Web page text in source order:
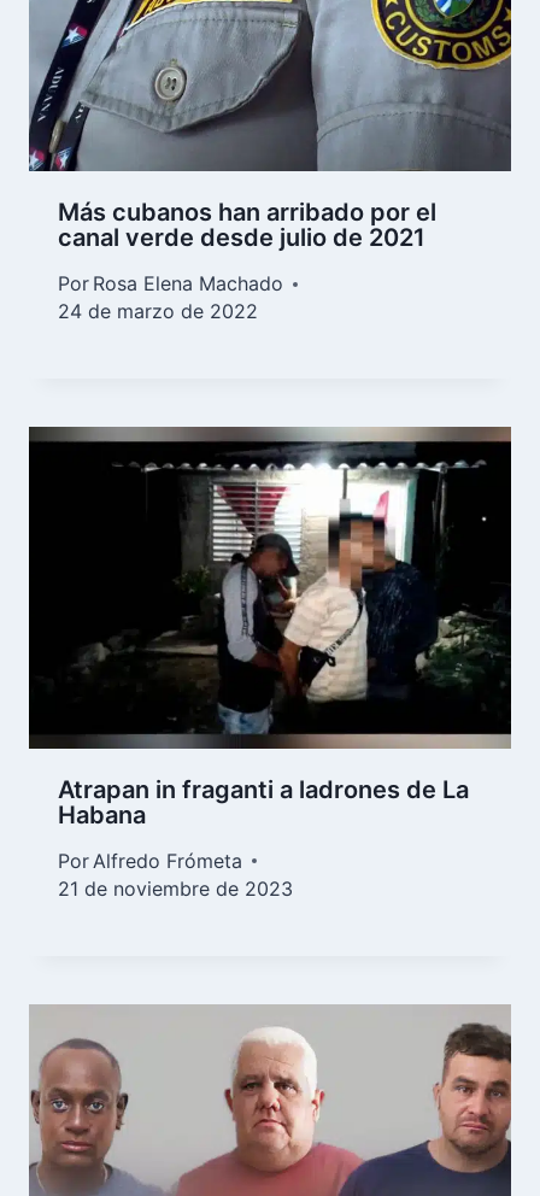
Más cubanos han arribado por el
canal verde desde julio de 2021
Por Rosa Elena Machado
24 de marzo de 2022
Atrapan in fraganti a ladrones de La
Habana
Por Alfredo Frómeta
21 de noviembre de 2023